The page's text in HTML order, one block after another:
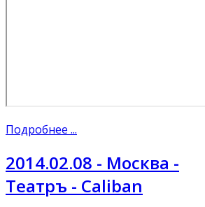
Подробнее ...
2014.02.08 - Москва -
Театръ - Caliban